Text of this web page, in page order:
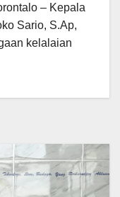
– Kepala
Sario, S.Ap,
kelalaian